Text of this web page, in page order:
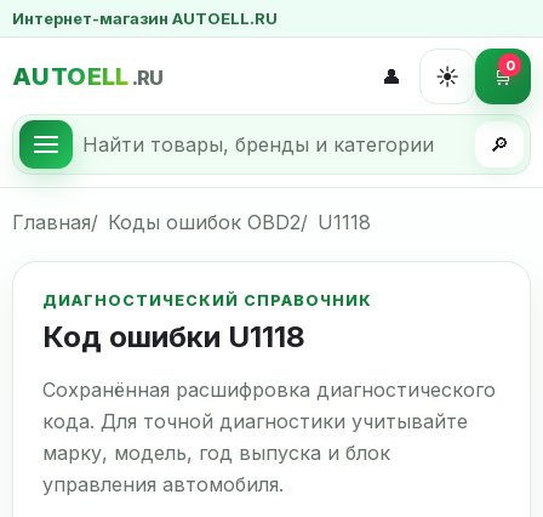
Интернет-магазин AUTOELL.RU
AUTOELL .RU
🔎
👤 ☀️ 🛒0
Главная Коды ошибок OBD2 U1118
ДИАГНОСТИЧЕСКИЙ СПРАВОЧНИК
Код ошибки U1118
Сохранённая расшифровка диагностического
кода. Для точной диагностики учитывайте
марку, модель, год выпуска и блок
управления автомобиля.